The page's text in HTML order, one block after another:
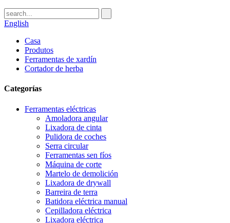
English
Casa
Produtos
Ferramentas de xardín
Cortador de herba
Categorías
Ferramentas eléctricas
Amoladora angular
Lixadora de cinta
Pulidora de coches
Serra circular
Ferramentas sen fíos
Máquina de corte
Martelo de demolición
Lixadora de drywall
Barreira de terra
Batidora eléctrica manual
Cepilladora eléctrica
Lixadora eléctrica